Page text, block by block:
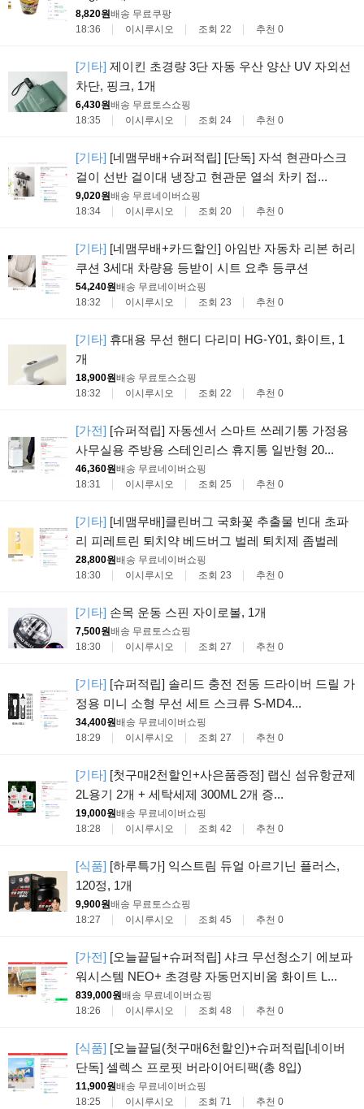
8,820원배송 무료쿠팡
18:36
이시루시오 조회 22 추천 0
[기타] 제이킨 초경량 3단 자동 우산 양산 UV 자외선
차단, 핑크, 1개
6,430원배송 무료토스쇼핑
18:35
이시루시오 조회 24 추천 0
[기타] [네맴무배+슈퍼적립] [단독] 자석 현관마스크
걸이 선반 걸이대 냉장고 현관문 열쇠 차키 접...
9,020원배송 무료네이버쇼핑
18:34
이시루시오 조회 20 추천 0
[기타] [네맴무배+카드할인] 아임반 자동차 리본 허리
쿠션 3세대 차량용 등받이 시트 요추 등쿠션
54,240원배송 무료네이버쇼핑
18:32
이시루시오 조회 23 추천 0
[기타] 휴대용 무선 핸디 다리미 HG-Y01, 화이트, 1
개
18,900원배송 무료토스쇼핑
18:32
이시루시오 조회 22 추천 0
[가전] [슈퍼적립] 자동센서 스마트 쓰레기통 가정용
사무실용 주방용 스테인리스 휴지통 일반형 20...
46,360원배송 무료네이버쇼핑
18:31
이시루시오 조회 25 추천 0
[기타] [네맴무배]클린버그 국화꽃 추출물 빈대 초파
리 피레트린 퇴치약 베드버그 벌레 퇴치제 좀벌레
28,800원배송 무료네이버쇼핑
18:30
이시루시오 조회 23 추천 0
[기타] 손목 운동 스핀 자이로볼, 1개
7,500원배송 무료토스쇼핑
18:30
이시루시오 조회 27 추천 0
[기타] [슈퍼적립] 솔리드 충전 전동 드라이버 드릴 가
정용 미니 소형 무선 세트 스크류 S-MD4...
34,400원배송 무료네이버쇼핑
18:29
이시루시오 조회 27 추천 0
[기타] [첫구매2천할인+사은품증정] 랩신 섬유항균제
2L용기 2개 + 세탁세제 300ML 2개 증...
19,000원배송 무료네이버쇼핑
18:28
이시루시오 조회 42 추천 0
[식품] [하루특가] 익스트림 듀얼 아르기닌 플러스,
120정, 1개
9,900원배송 무료토스쇼핑
18:27
이시루시오 조회 45 추천 0
[가전] [오늘끝딜+슈퍼적립] 샤크 무선청소기 에보파
워시스템 NEO+ 초경량 자동먼지비움 화이트 L...
839,000원배송 무료네이버쇼핑
18:26
이시루시오 조회 48 추천 0
[식품] [오늘끝딜(첫구매6천할인)+슈퍼적립[네이버
단독] 셀렉스 프로핏 버라이어티팩(총 8입)
11,900원배송 무료네이버쇼핑
18:25
이시루시오 조회 71 추천 0